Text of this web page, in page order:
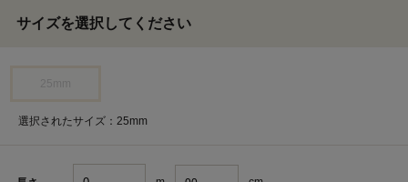
サイズを選択してください
選択されたサイズ：25mm